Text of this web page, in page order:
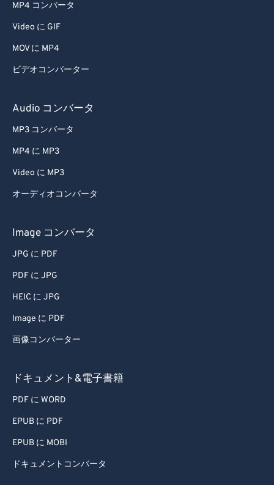
MP4 コンバータ
Video に GIF
MOV に MP4
ビデオコンバーター
Audio コンバータ
MP3 コンバータ
MP4 に MP3
Video に MP3
オーディオコンバータ
Image コンバータ
JPG に PDF
PDF に JPG
HEIC に JPG
Image に PDF
画像コンバーター
ドキュメント&電子書籍
PDF に WORD
EPUB に PDF
EPUB に MOBI
ドキュメントコンバータ